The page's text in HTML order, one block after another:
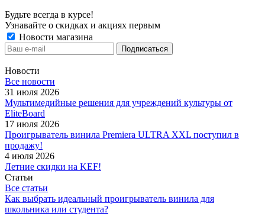
Будьте всегда в курсе!
Узнавайте о скидках и акциях первым
Новости магазина
Новости
Все новости
31 июля 2026
Мультимедийные решения для учреждений культуры от
EliteBoard
17 июля 2026
Проигрыватель винила Premiera ULTRA XXL поступил в
продажу!
4 июля 2026
Летние скидки на KEF!
Статьи
Все статьи
Как выбрать идеальный проигрыватель винила для
школьника или студента?